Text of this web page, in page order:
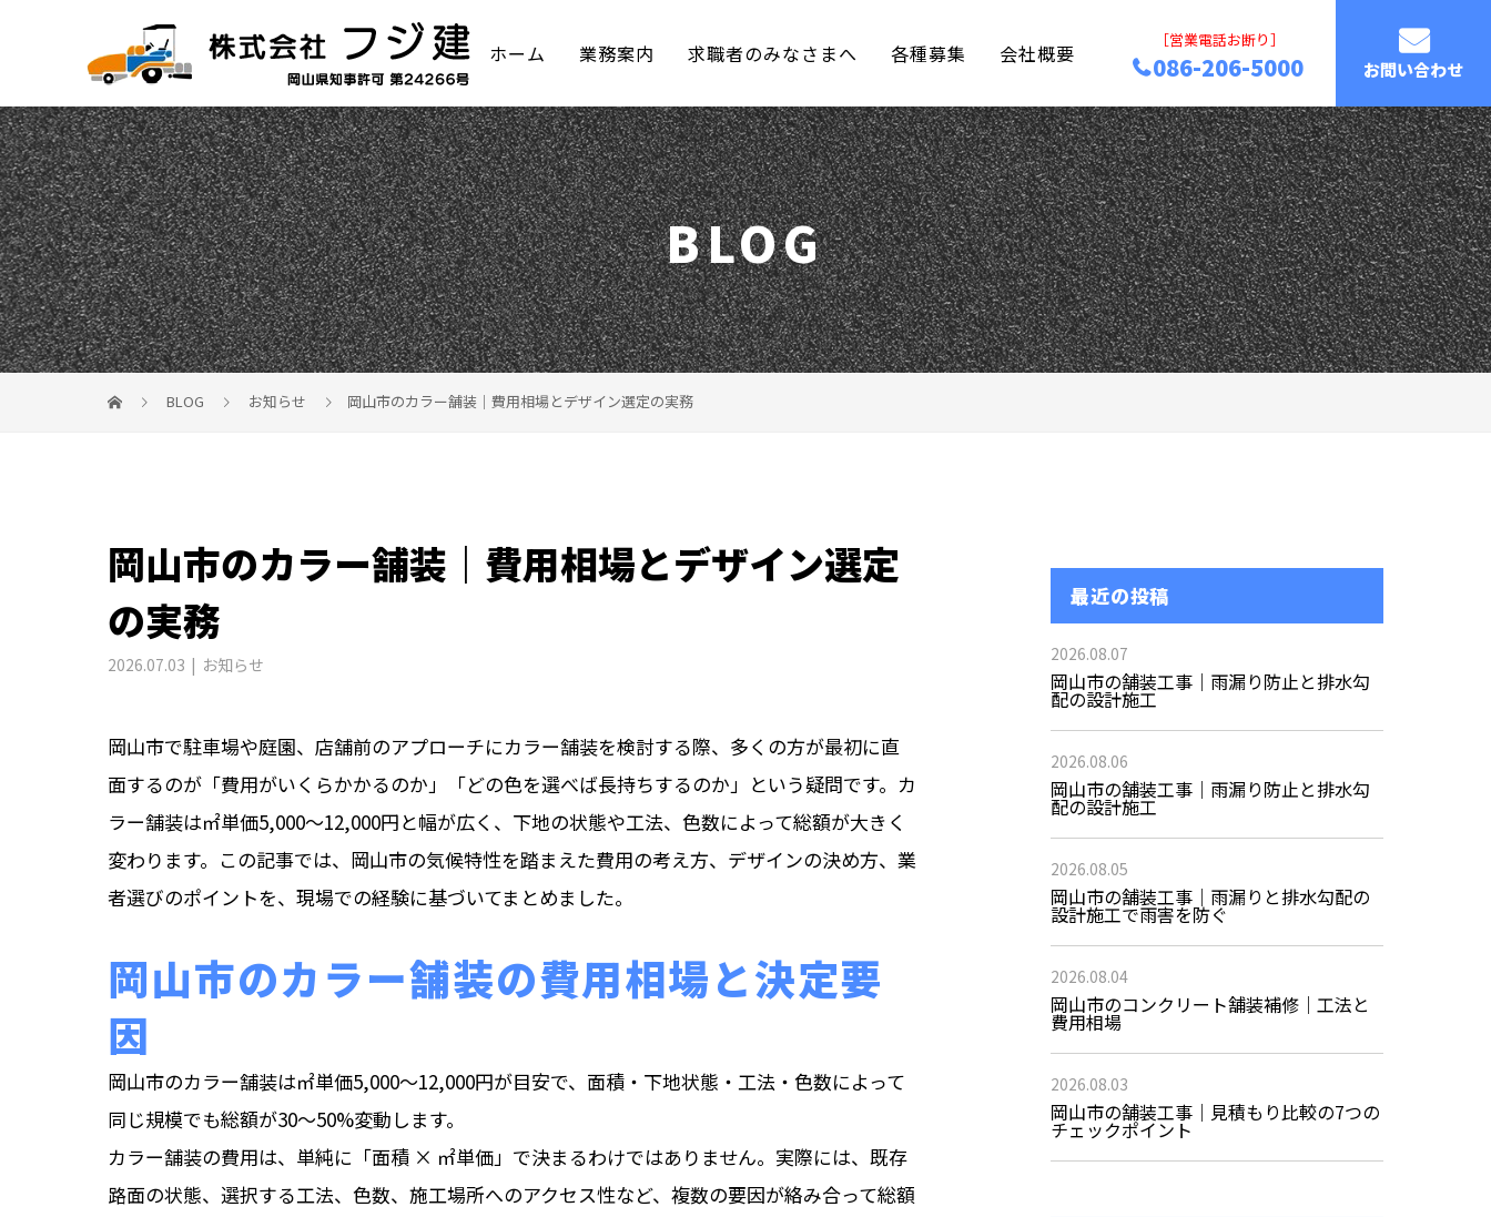
ホーム 業務案内 求職者のみなさまへ 各種募集 会社概要 ［営業電話お断り］
086-206-5000 お問い合わせ
BLOG
BLOG お知らせ 岡山市のカラー舗装｜費用相場とデザイン選定の実務
岡山市のカラー舗装｜費用相場とデザイン選定
の実務
2026.07.03 お知らせ
岡山市で駐車場や庭園、店舗前のアプローチにカラー舗装を検討する際、多くの方が最初に直
面するのが「費用がいくらかかるのか」「どの色を選べば長持ちするのか」という疑問です。カ
ラー舗装は㎡単価5,000〜12,000円と幅が広く、下地の状態や工法、色数によって総額が大きく
変わります。この記事では、岡山市の気候特性を踏まえた費用の考え方、デザインの決め方、業
者選びのポイントを、現場での経験に基づいてまとめました。
岡山市のカラー舗装の費用相場と決定要
因
岡山市のカラー舗装は㎡単価5,000〜12,000円が目安で、面積・下地状態・工法・色数によって
同じ規模でも総額が30〜50%変動します。
カラー舗装の費用は、単純に「面積 × ㎡単価」で決まるわけではありません。実際には、既存
路面の状態、選択する工法、色数、施工場所へのアクセス性など、複数の要因が絡み合って総額
最近の投稿
2026.08.07
岡山市の舗装工事｜雨漏り防止と排水勾
配の設計施工
2026.08.06
岡山市の舗装工事｜雨漏り防止と排水勾
配の設計施工
2026.08.05
岡山市の舗装工事｜雨漏りと排水勾配の
設計施工で雨害を防ぐ
2026.08.04
岡山市のコンクリート舗装補修｜工法と
費用相場
2026.08.03
岡山市の舗装工事｜見積もり比較の7つの
チェックポイント